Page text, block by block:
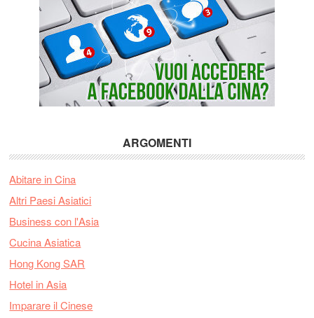
ARGOMENTI
Abitare in Cina
Altri Paesi Asiatici
Business con l'Asia
Cucina Asiatica
Hong Kong SAR
Hotel in Asia
Imparare il Cinese